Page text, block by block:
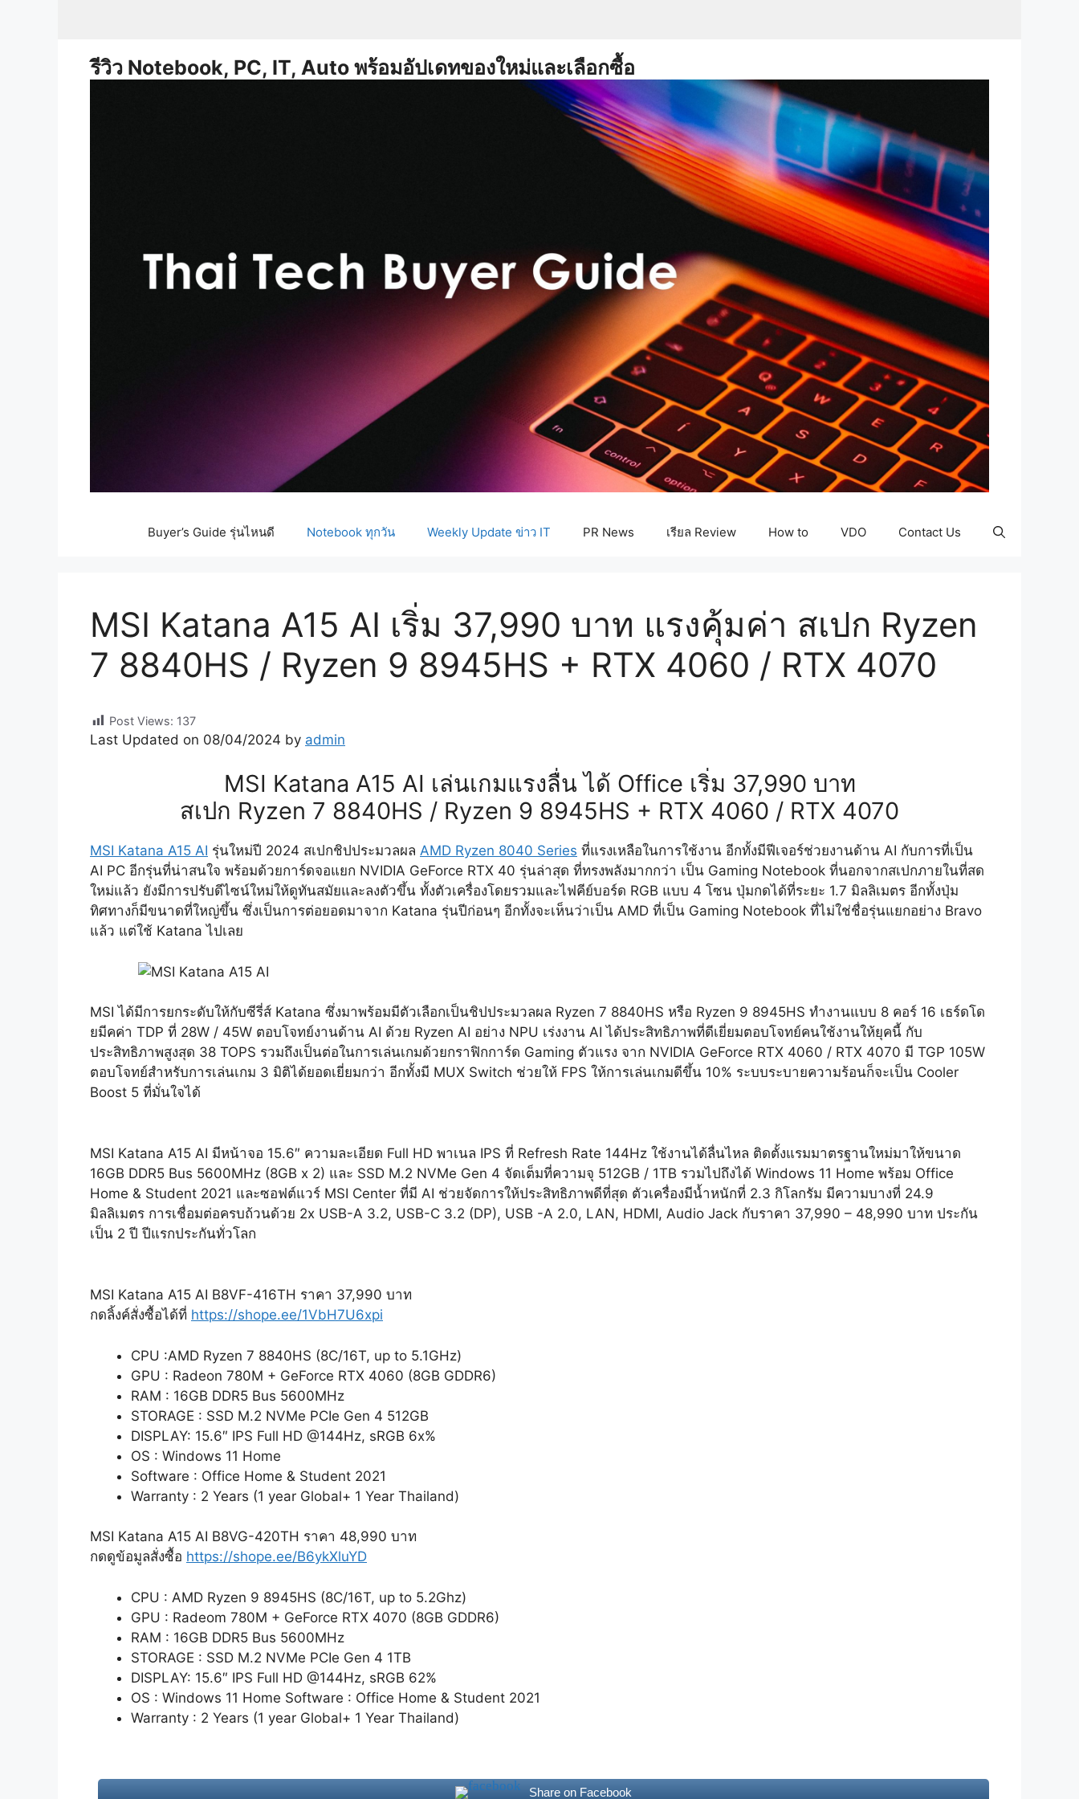
รีวิว Notebook, PC, IT, Auto พร้อมอัปเดทของใหม่และเลือกซื้อ
Buyer’s Guide รุ่นไหนดี Notebook ทุกวัน Weekly Update ข่าว IT PR News เรียล Review How to VDO Contact Us
MSI Katana A15 AI เริ่ม 37,990 บาท แรงคุ้มค่า สเปก Ryzen
7 8840HS / Ryzen 9 8945HS + RTX 4060 / RTX 4070
Post Views: 137
Last Updated on 08/04/2024 by admin
MSI Katana A15 AI เล่นเกมแรงลื่น ได้ Office เริ่ม 37,990 บาท
สเปก Ryzen 7 8840HS / Ryzen 9 8945HS + RTX 4060 / RTX 4070
MSI Katana A15 AI รุ่นใหม่ปี 2024 สเปกชิปประมวลผล AMD Ryzen 8040 Series ที่แรงเหลือในการใช้งาน อีกทั้งมีฟีเจอร์ช่วยงานด้าน AI กับการที่เป็น
AI PC อีกรุ่นที่น่าสนใจ พร้อมด้วยการ์ดจอแยก NVIDIA GeForce RTX 40 รุ่นล่าสุด ที่ทรงพลังมากกว่า เป็น Gaming Notebook ที่นอกจากสเปกภายในที่สด
ใหม่แล้ว ยังมีการปรับดีไซน์ใหม่ให้ดูทันสมัยและลงตัวขึ้น ทั้งตัวเครื่องโดยรวมและไฟคีย์บอร์ด RGB แบบ 4 โซน ปุ่มกดได้ที่ระยะ 1.7 มิลลิเมตร อีกทั้งปุ่ม
ทิศทางก็มีขนาดที่ใหญ่ขึ้น ซึ่งเป็นการต่อยอดมาจาก Katana รุ่นปีก่อนๆ อีกทั้งจะเห็นว่าเป็น AMD ที่เป็น Gaming Notebook ที่ไม่ใช่ชื่อรุ่นแยกอย่าง Bravo
แล้ว แต่ใช้ Katana ไปเลย
MSI ได้มีการยกระดับให้กับซีรี่ส์ Katana ซึ่งมาพร้อมมีตัวเลือกเป็นชิปประมวลผล Ryzen 7 8840HS หรือ Ryzen 9 8945HS ทำงานแบบ 8 คอร์ 16 เธร์ดโด
ยมีคค่า TDP ที่ 28W / 45W ตอบโจทย์งานด้าน AI ด้วย Ryzen AI อย่าง NPU เร่งงาน AI ได้ประสิทธิภาพที่ดีเยี่ยมตอบโจทย์คนใช้งานให้ยุคนี้ กับ
ประสิทธิภาพสูงสุด 38 TOPS รวมถึงเป็นต่อในการเล่นเกมด้วยกราฟิกการ์ด Gaming ตัวแรง จาก NVIDIA GeForce RTX 4060 / RTX 4070 มี TGP 105W
ตอบโจทย์สำหรับการเล่นเกม 3 มิติได้ยอดเยี่ยมกว่า อีกทั้งมี MUX Switch ช่วยให้ FPS ให้การเล่นเกมดีขึ้น 10% ระบบระบายความร้อนก็จะเป็น Cooler
Boost 5 ที่มั่นใจได้
MSI Katana A15 AI มีหน้าจอ 15.6″ ความละเอียด Full HD พาเนล IPS ที่ Refresh Rate 144Hz ใช้งานได้ลื่นไหล ติดตั้งแรมมาตรฐานใหม่มาให้ขนาด
16GB DDR5 Bus 5600MHz (8GB x 2) และ SSD M.2 NVMe Gen 4 จัดเต็มที่ความจุ 512GB / 1TB รวมไปถึงได้ Windows 11 Home พร้อม Office
Home & Student 2021 และซอฟต์แวร์ MSI Center ที่มี AI ช่วยจัดการให้ประสิทธิภาพดีที่สุด ตัวเครื่องมีน้ำหนักที่ 2.3 กิโลกรัม มีความบางที่ 24.9
มิลลิเมตร การเชื่อมต่อครบถ้วนด้วย 2x USB-A 3.2, USB-C 3.2 (DP), USB -A 2.0, LAN, HDMI, Audio Jack กับราคา 37,990 – 48,990 บาท ประกัน
เป็น 2 ปี ปีแรกประกันทั่วโลก
MSI Katana A15 AI B8VF-416TH ราคา 37,990 บาท
กดลิ้งค์สั่งซื้อได้ที่ https://shope.ee/1VbH7U6xpi
CPU :AMD Ryzen 7 8840HS (8C/16T, up to 5.1GHz)
GPU : Radeon 780M + GeForce RTX 4060 (8GB GDDR6)
RAM : 16GB DDR5 Bus 5600MHz
STORAGE : SSD M.2 NVMe PCIe Gen 4 512GB
DISPLAY: 15.6″ IPS Full HD @144Hz, sRGB 6x%
OS : Windows 11 Home
Software : Office Home & Student 2021
Warranty : 2 Years (1 year Global+ 1 Year Thailand)
MSI Katana A15 AI B8VG-420TH ราคา 48,990 บาท
กดดูข้อมูลสั่งซื้อ https://shope.ee/B6ykXluYD
CPU : AMD Ryzen 9 8945HS (8C/16T, up to 5.2Ghz)
GPU : Radeom 780M + GeForce RTX 4070 (8GB GDDR6)
RAM : 16GB DDR5 Bus 5600MHz
STORAGE : SSD M.2 NVMe PCIe Gen 4 1TB
DISPLAY: 15.6″ IPS Full HD @144Hz, sRGB 62%
OS : Windows 11 Home Software : Office Home & Student 2021
Warranty : 2 Years (1 year Global+ 1 Year Thailand)
Share on Facebook